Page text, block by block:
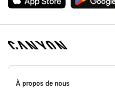
Page
d'accueil
Canyon
-
À propos de nous